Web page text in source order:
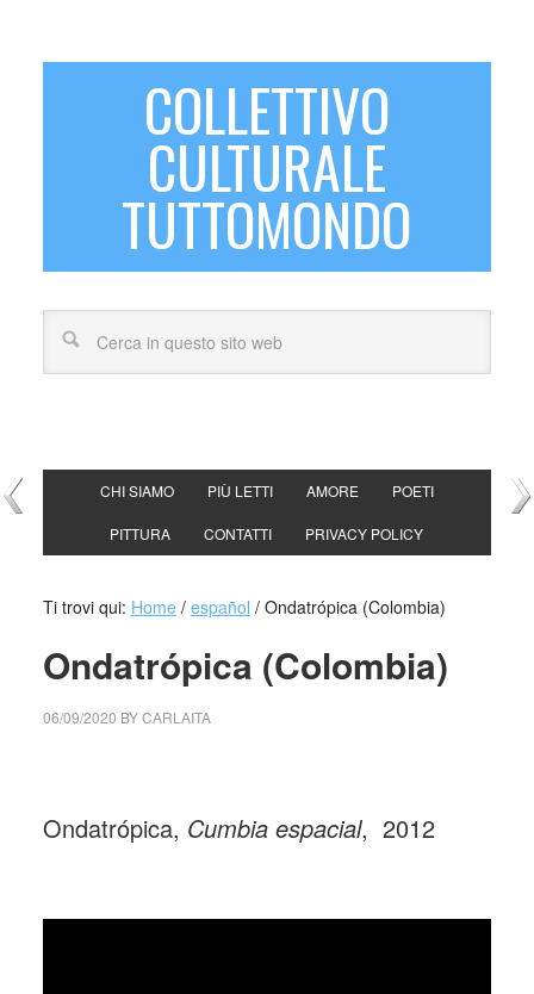
COLLETTIVO
CULTURALE
TUTTOMONDO
CHI SIAMO PIÙ LETTI AMORE POETI
PITTURA CONTATTI PRIVACY POLICY
Ti trovi qui: Home / español /Ondatrópica (Colombia)
Ondatrópica (Colombia)
06/09/2020 BYCARLAITA
Ondatrópica, Cumbia espacial, 2012